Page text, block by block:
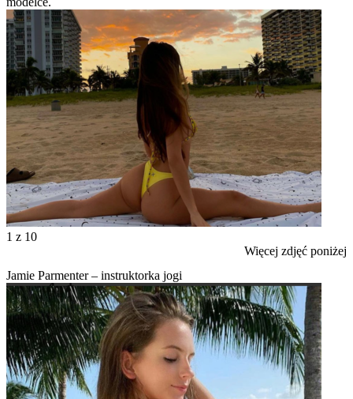
1 z 10
Więcej zdjęć poniżej
Jamie Parmenter – instruktorka jogi